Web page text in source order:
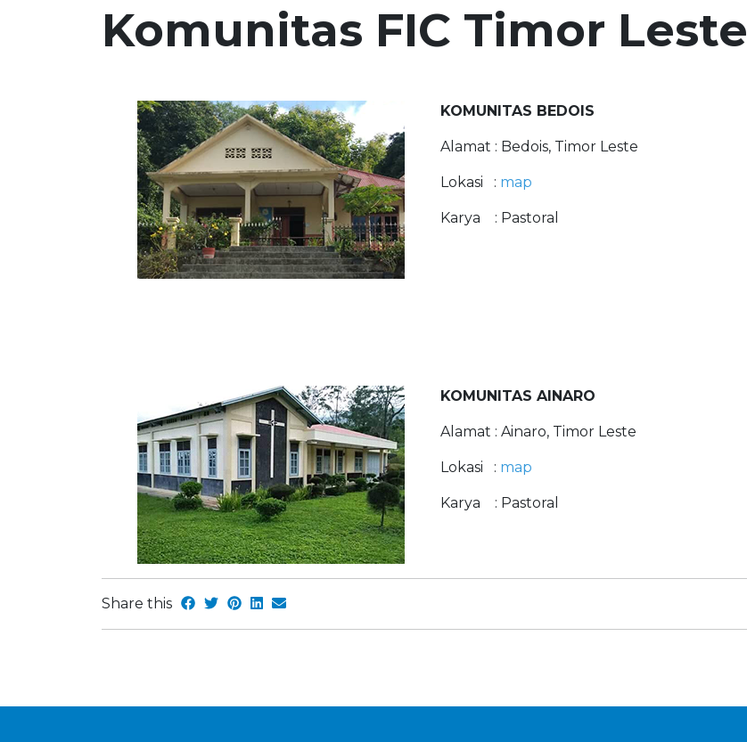
Komunitas FIC Timor Leste
KOMUNITAS BEDOIS
Alamat : Bedois, Timor Leste
Lokasi : map
Karya : Pastoral
KOMUNITAS AINARO
Alamat : Ainaro, Timor Leste
Lokasi : map
Karya : Pastoral
Share this